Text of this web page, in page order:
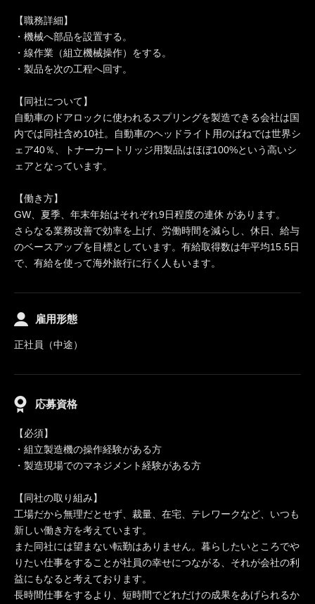
【職務詳細】
・機械へ部品を設置する。
・線作業（組立機械操作）をする。
・製品を次の工程へ回す。
【同社について】
自動車のドアロックに使われるスプリングを製造できる会社は国
内では同社含め10社。自動車のヘッドライト用のばねでは世界シ
ェア40％、トナーカートリッジ用製品はほぼ100%という高いシ
ェアとなっています。
【働き方】
GW、夏季、年末年始はそれぞれ9日程度の連休 があります。
さらなる業務改善で効率を上げ、労働時間を減らし、休日、給与
のベースアップを目標としています。有給取得数は年平均15.5日
で、有給を使って海外旅行に行く人もいます。
雇用形態
正社員（中途）
応募資格
【必須】
・組立製造機の操作経験がある方
・製造現場でのマネジメント経験がある方
【同社の取り組み】
工場だから無理だとせず、裁量、在宅、テレワークなど、いつも
新しい働き方を考えています。
また同社には望まない転勤はありません。暮らしたいところでや
りたい仕事をすることが社員の幸せにつながる、それが会社の利
益にもなると考えております。
長時間仕事をするより、短時間でどれだけの成果をあげられるか